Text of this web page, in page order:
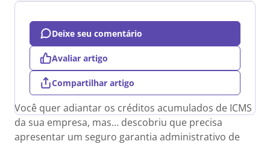
Você quer adiantar os créditos acumulados de ICMS
da sua empresa, mas… descobriu que precisa
apresentar um seguro garantia administrativo de
Deixe seu comentário
Avaliar artigo
Compartilhar artigo